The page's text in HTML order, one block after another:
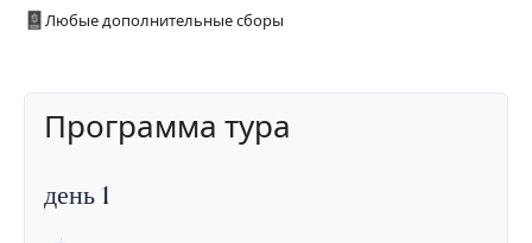
Любые дополнительные сборы
Программа тура
день 1